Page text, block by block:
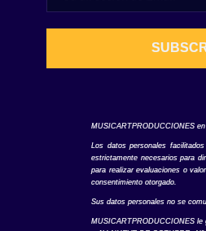
MUSICARTPRODUCCIONES
Los datos personales
estrictamente necesarios para
para realizar evaluaciones o
consentimiento otorgado.
Sus datos personales no se
MUSICARTPRODUCCIONES